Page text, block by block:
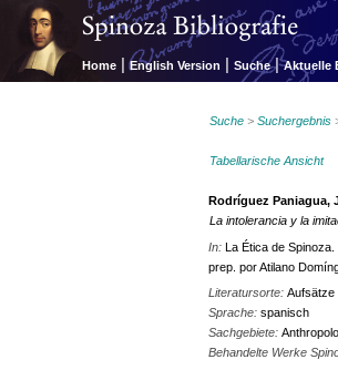
Home | English Version | Suche | Aktuelle
Suche >Suchergebnis
Tabellarische Ansicht
Rodríguez Paniagua,
La intolerancia y la
In:La Ética de
prep. por Atilano
Literatursorte:Aufsätze
Sprache:spanisch
Sachgebiete:
Behandelte Werke